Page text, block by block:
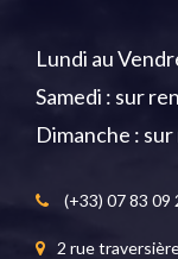
Lundi au
Samedi : sur
Dimanche :
(+33) 07 83 09
2 rue